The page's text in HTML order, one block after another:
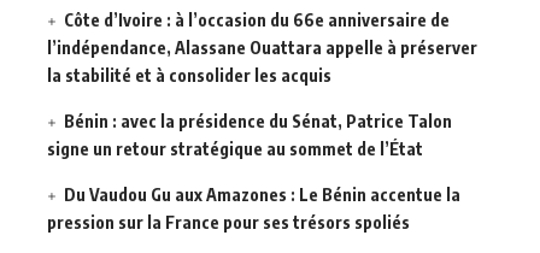
Côte d’Ivoire : à l’occasion du 66e anniversaire de
l’indépendance, Alassane Ouattara appelle à préserver
la stabilité et à consolider les acquis
Bénin : avec la présidence du Sénat, Patrice Talon
signe un retour stratégique au sommet de l’État
Du Vaudou Gu aux Amazones : Le Bénin accentue la
pression sur la France pour ses trésors spoliés